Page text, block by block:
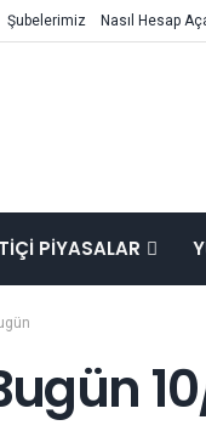
Şubelerimiz Nasıl Hesap
PIYASALAR